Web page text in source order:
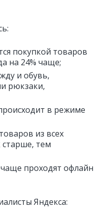
покупкой товаров
на 24% чаще;
и обувь,
рюкзаки,
в режиме
из всех
тем
проходят офлайн
Яндекса: